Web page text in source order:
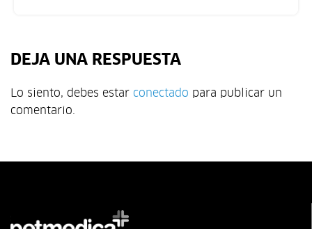
DEJA UNA RESPUESTA
Lo siento, debes estar conectado para publicar un
comentario.